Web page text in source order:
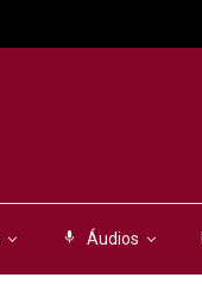
mic Áudios